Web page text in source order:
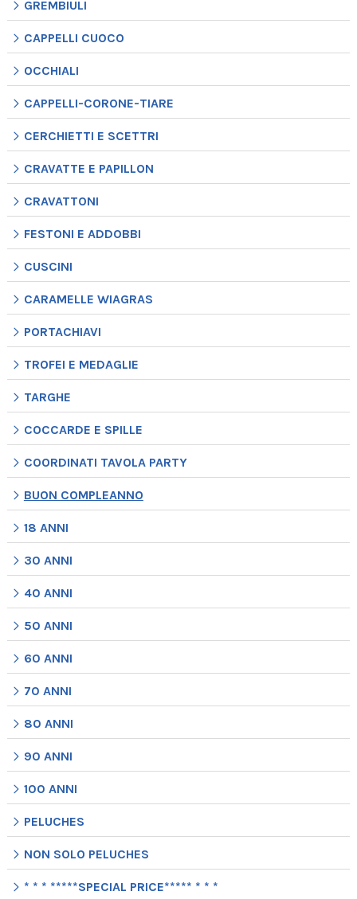
GREMBIULI
CAPPELLI CUOCO
OCCHIALI
CAPPELLI-CORONE-TIARE
CERCHIETTI E SCETTRI
CRAVATTE E PAPILLON
CRAVATTONI
FESTONI E ADDOBBI
CUSCINI
CARAMELLE WIAGRAS
PORTACHIAVI
TROFEI E MEDAGLIE
TARGHE
COCCARDE E SPILLE
COORDINATI TAVOLA PARTY
BUON COMPLEANNO
18 ANNI
30 ANNI
40 ANNI
50 ANNI
60 ANNI
70 ANNI
80 ANNI
90 ANNI
100 ANNI
PELUCHES
NON SOLO PELUCHES
* * * *****SPECIAL PRICE***** * * *